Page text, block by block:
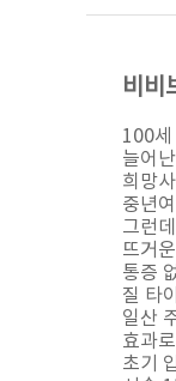
비비
100세
늘어
희망
중년
그런
뜨거
통증
질 타
일산
효과
초기